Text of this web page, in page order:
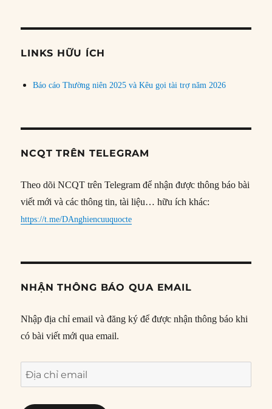
đề
LINKS HỮU ÍCH
Báo cáo Thường niên 2025 và Kêu gọi tài trợ năm 2026
NCQT TRÊN TELEGRAM
Theo dõi NCQT trên Telegram để nhận được thông báo bài
viết mới và các thông tin, tài liệu… hữu ích khác:
https://t.me/DAnghiencuuquocte
NHẬN THÔNG BÁO QUA EMAIL
Nhập địa chỉ email và đăng ký để được nhận thông báo khi
có bài viết mới qua email.
Địa
chỉ
email